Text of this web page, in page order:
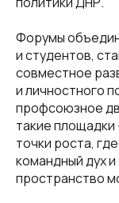
Форумы
и студентов,
совместное
и личностного
профсоюзное
такие
точки роста,
командный дух
пространство